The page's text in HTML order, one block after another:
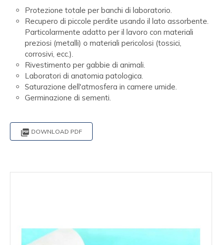
Protezione totale per banchi di laboratorio.
Recupero di piccole perdite usando il lato assorbente.
Particolarmente adatto per il lavoro con materiali
preziosi (metalli) o materiali pericolosi (tossici,
corrosivi, ecc.).
Rivestimento per gabbie di animali.
Laboratori di anatomia patologica.
Saturazione dell'atmosfera in camere umide.
Germinazione di sementi.
 DOWNLOAD PDF